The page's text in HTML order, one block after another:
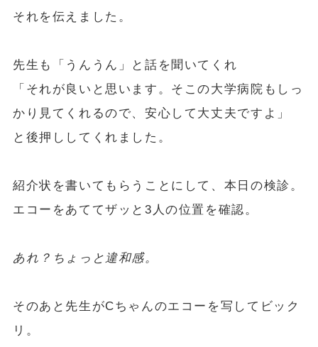
それを伝えました。
先生も「うんうん」と話を聞いてくれ
「それが良いと思います。そこの大学病院もしっ
かり見てくれるので、安心して大丈夫ですよ」
と後押ししてくれました。
紹介状を書いてもらうことにして、本日の検診。
エコーをあててザッと3人の位置を確認。
あれ？ちょっと違和感。
そのあと先生がCちゃんのエコーを写してビック
リ。